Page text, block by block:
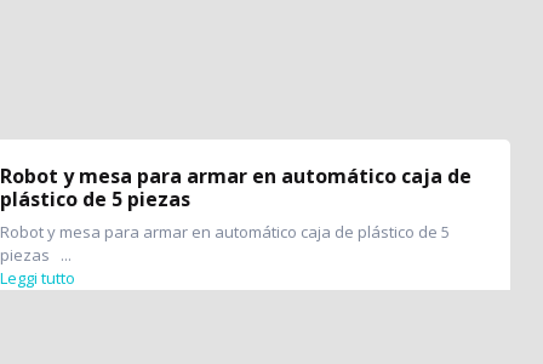
Robot y mesa para armar en automático caja de
plástico de 5 piezas
Robot y mesa para armar en automático caja de plástico de 5
piezas ...
Leggi tutto